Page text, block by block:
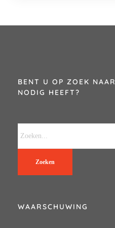
BENT U OP ZOEK
NODIG HEEFT?
Zoeken
WAARSCHUWING